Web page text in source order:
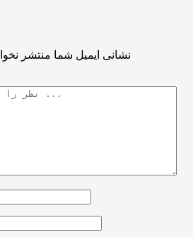
نشانی ایمیل شما منتشر